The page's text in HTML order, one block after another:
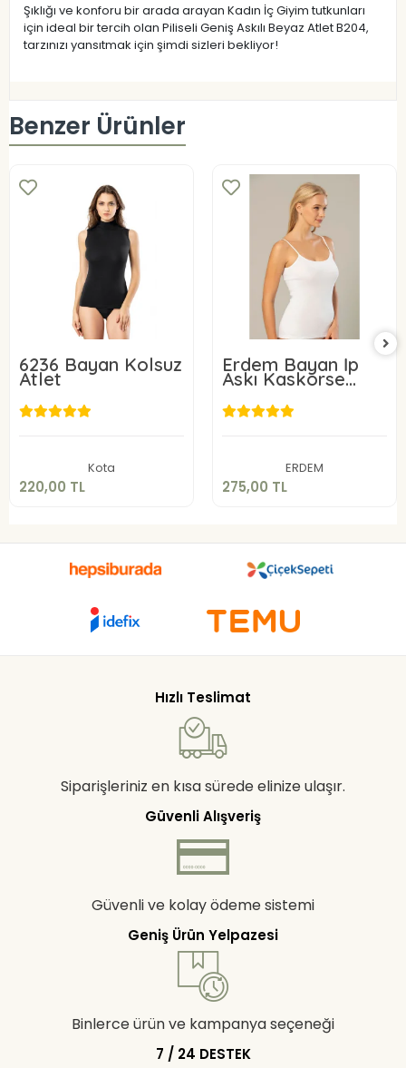
Şıklığı ve konforu bir arada arayan Kadın İç Giyim tutkunları
için ideal bir tercih olan Piliseli Geniş Askılı Beyaz Atlet B204,
tarzınızı yansıtmak için şimdi sizleri bekliyor!
Benzer Ürünler
6236 Bayan Kolsuz
Atlet
Kota
220,00 TL
220,00 TL
Erdem Bayan İp
Askı Kaskorse
Atlet 2153
ERDEM
275,00 TL
275,00 TL
Hızlı Teslimat
Siparişleriniz en kısa sürede elinize ulaşır.
Güvenli Alışveriş
Güvenli ve kolay ödeme sistemi
Geniş Ürün Yelpazesi
Binlerce ürün ve kampanya seçeneği
7 / 24 DESTEK